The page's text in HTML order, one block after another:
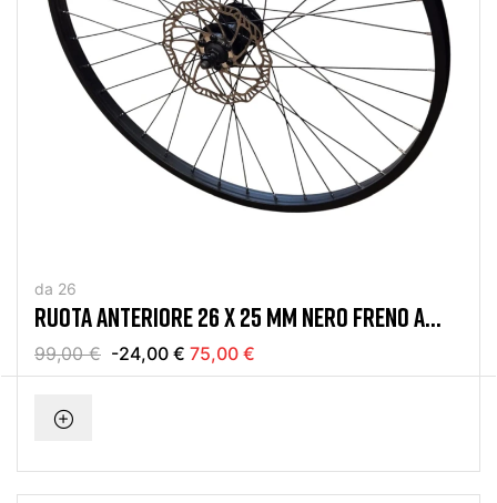
da 26
RUOTA ANTERIORE 26 X 25 MM NERO FRENO A
DISCO
99,00 € -24,00 € 75,00 €